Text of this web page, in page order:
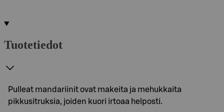
Tuotetiedot
Pulleat mandariinit ovat makeita ja mehukkaita
pikkusitruksia, joiden kuori irtoaa helposti.